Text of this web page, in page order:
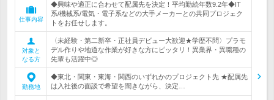
仕事内容
◆興味や適正に合わせて配属先を決定！平均勤続年数9.2年◆IT
系/機械系/電気・電子系などの大手メーカーとの共同プロジェク
トをお任せします。
対象と
なる方
〈未経験・第二新卒・正社員デビュー大歓迎★学歴不問〉プラモ
デル作りや地道な作業が好きな方にピッタリ！異業界・異職種の
先輩も活躍中◎
勤務地
◆東北・関東・東海・関西のいずれかのプロジェクト先 ★配属先
は入社後の面談で希望を聞きながら、決定…